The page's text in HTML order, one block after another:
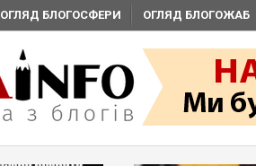
ОГЛЯД БЛОГОСФЕРИ ОГЛЯД БЛОГОЖАБ